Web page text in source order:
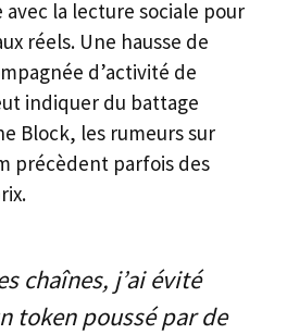
avec la lecture sociale pour
réels. Une hausse de
d’activité de
indiquer du battage
Block, les rumeurs sur
précèdent parfois des
chaînes, j’ai évité
token poussé par de